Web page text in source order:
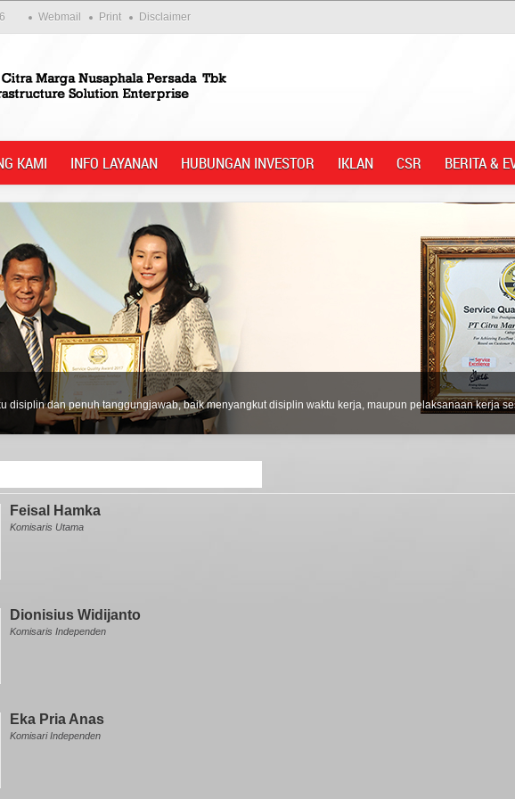
Webmail Print Disclaimer
KAMI INFO LAYANAN HUBUNGAN INVESTOR IKLAN CSR BERITA &
disiplin dan penuh tanggungjawab, baik menyangkut disiplin waktu kerja, maupun pelaksanaan kerja
Feisal Hamka
Komisaris Utama
Dionisius Widijanto
Komisaris Independen
Eka Pria Anas
Komisari Independen